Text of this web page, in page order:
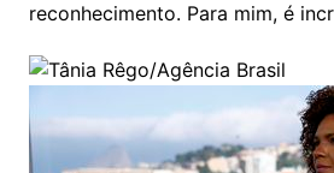
reconhecimento. Para mim, é